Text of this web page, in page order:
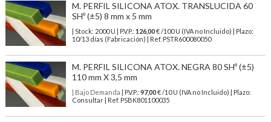
M. PERFIL SILICONA ATOX. TRANSLUCIDA 60
SHº (±5) 8 mm x 5 mm
| Stock: 2000 U | P.V.P.: 126,00€/100 U (IVA no Incluido)
| Plazo:
10/13 días (Fabricación) | Ref. PSTR600080050
M. PERFIL SILICONA ATOX. NEGRA 80 SHº (±5)
110 mm X 3,5 mm
| Bajo Demanda | P.V.P.: 97,00€ /10 U (IVA no Incluido) | Plazo:
Consultar | Ref. PSBK801100035